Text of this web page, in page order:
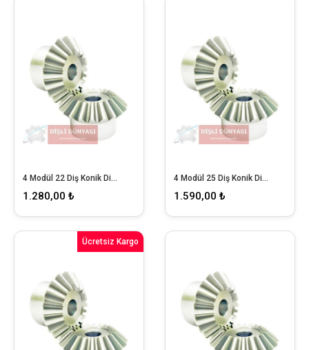
4 Modül 22 Diş Konik Dişli
1.280,00 ₺
4 Modül 25 Diş Konik Dişli
1.590,00 ₺
Ücretsiz Kargo